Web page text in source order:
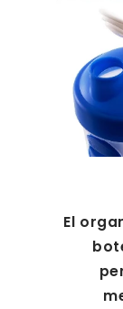
El